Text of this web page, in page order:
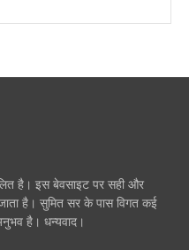
है। इस बेवसाइट पर सही और
है। सुमित सर के पास विगत कई
है। धन्यवाद।